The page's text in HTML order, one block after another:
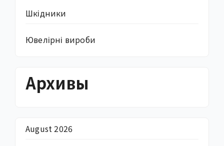
Шкідники
Ювелірні вироби
Архивы
August 2026